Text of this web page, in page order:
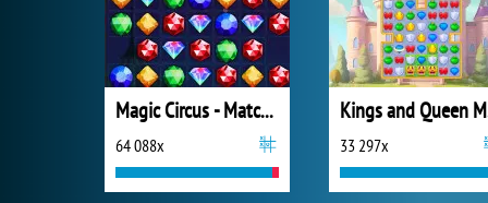
Magic Circus - Match 3
64 088x 33 297x